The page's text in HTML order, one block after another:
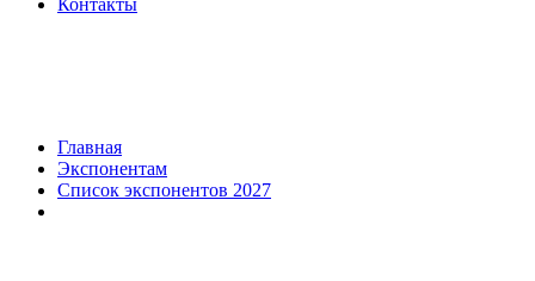
Контакты
Главная
Экспонентам
Список экспонентов 2027